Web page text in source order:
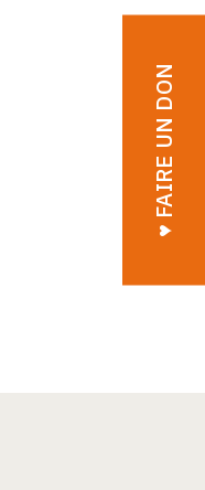
♥︎ FAIRE UN DON